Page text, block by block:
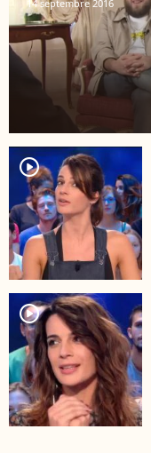
14 septembre 2016
player2
player2